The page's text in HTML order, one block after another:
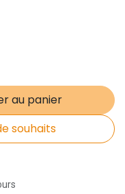
au panier
souhaits